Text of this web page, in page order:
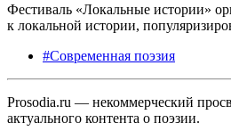
Фестиваль «Локальные истории»
к локальной истории,
#Современная поэзия
Prosodia.ru — некоммерческий
актуального контента о поэзии.